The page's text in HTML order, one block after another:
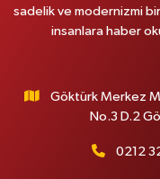
sadelik ve modernizmi
insanlara haber
Göktürk Merkez
No.3 D.2
0212